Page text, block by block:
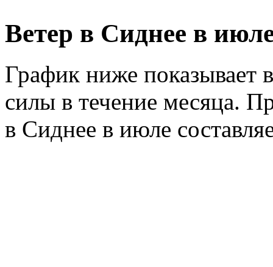
Ветер в Сиднее в
График ниже показывает
силы в течение месяца.
в Сиднее в июле